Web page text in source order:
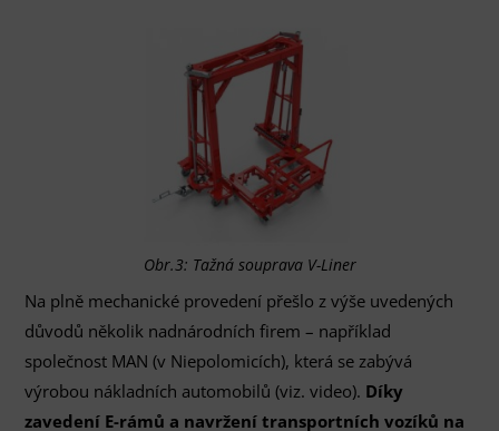
Obr.3: Tažná souprava V-Liner
Na plně mechanické provedení přešlo z výše uvedených
důvodů několik nadnárodních firem – například
společnost MAN (v Niepolomicích), která se zabývá
výrobou nákladních automobilů (viz. video). Díky
zavedení E-rámů a navržení transportních vozíků na